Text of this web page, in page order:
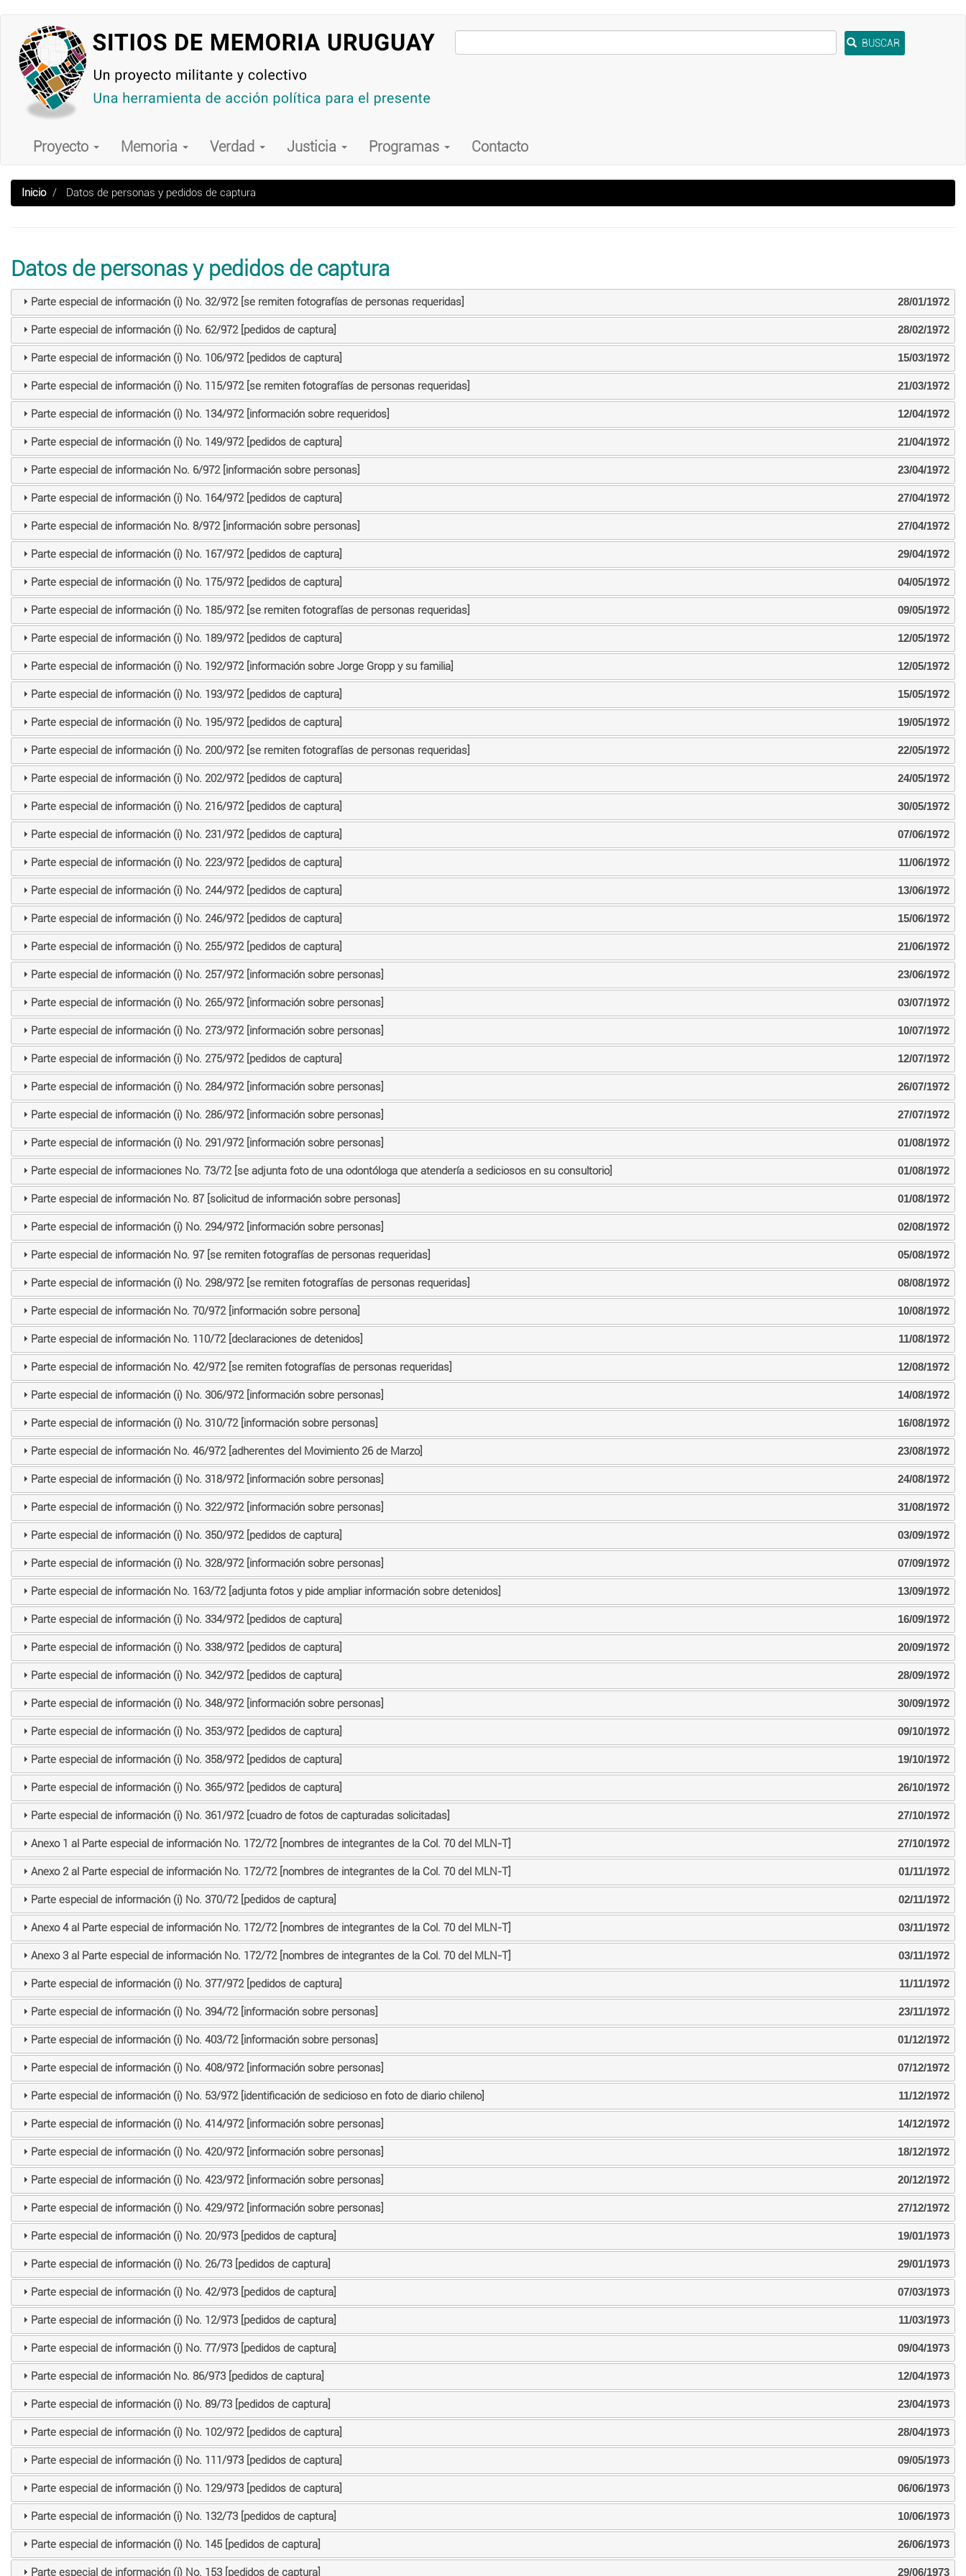
contenido
principal
BUSCAR
Main
navigation
Proyecto Memoria Verdad Justicia Programas Contacto
Inicio Datos de personas y pedidos de captura
Datos de personas y pedidos de captura
Parte especial de información (i) No. 32/972 [se remiten fotografías de personas requeridas] 28/01/1972
Parte especial de información (i) No. 62/972 [pedidos de captura] 28/02/1972
Parte especial de información (i) No. 106/972 [pedidos de captura] 15/03/1972
Parte especial de información (i) No. 115/972 [se remiten fotografías de personas requeridas] 21/03/1972
Parte especial de información (i) No. 134/972 [información sobre requeridos] 12/04/1972
Parte especial de información (i) No. 149/972 [pedidos de captura] 21/04/1972
Parte especial de información No. 6/972 [información sobre personas] 23/04/1972
Parte especial de información (i) No. 164/972 [pedidos de captura] 27/04/1972
Parte especial de información No. 8/972 [información sobre personas] 27/04/1972
Parte especial de información (i) No. 167/972 [pedidos de captura] 29/04/1972
Parte especial de información (i) No. 175/972 [pedidos de captura] 04/05/1972
Parte especial de información (i) No. 185/972 [se remiten fotografías de personas requeridas] 09/05/1972
Parte especial de información (i) No. 189/972 [pedidos de captura] 12/05/1972
Parte especial de información (i) No. 192/972 [información sobre Jorge Gropp y su familia] 12/05/1972
Parte especial de información (i) No. 193/972 [pedidos de captura] 15/05/1972
Parte especial de información (i) No. 195/972 [pedidos de captura] 19/05/1972
Parte especial de información (i) No. 200/972 [se remiten fotografías de personas requeridas] 22/05/1972
Parte especial de información (i) No. 202/972 [pedidos de captura] 24/05/1972
Parte especial de información (i) No. 216/972 [pedidos de captura] 30/05/1972
Parte especial de información (i) No. 231/972 [pedidos de captura] 07/06/1972
Parte especial de información (i) No. 223/972 [pedidos de captura] 11/06/1972
Parte especial de información (i) No. 244/972 [pedidos de captura] 13/06/1972
Parte especial de información (i) No. 246/972 [pedidos de captura] 15/06/1972
Parte especial de información (i) No. 255/972 [pedidos de captura] 21/06/1972
Parte especial de información (i) No. 257/972 [información sobre personas] 23/06/1972
Parte especial de información (i) No. 265/972 [información sobre personas] 03/07/1972
Parte especial de información (i) No. 273/972 [información sobre personas] 10/07/1972
Parte especial de información (i) No. 275/972 [pedidos de captura] 12/07/1972
Parte especial de información (i) No. 284/972 [información sobre personas] 26/07/1972
Parte especial de información (i) No. 286/972 [información sobre personas] 27/07/1972
Parte especial de información (i) No. 291/972 [información sobre personas] 01/08/1972
Parte especial de informaciones No. 73/72 [se adjunta foto de una odontóloga que atendería a sediciosos en su consultorio] 01/08/1972
Parte especial de información No. 87 [solicitud de información sobre personas] 01/08/1972
Parte especial de información (i) No. 294/972 [información sobre personas] 02/08/1972
Parte especial de información No. 97 [se remiten fotografías de personas requeridas] 05/08/1972
Parte especial de información (i) No. 298/972 [se remiten fotografías de personas requeridas] 08/08/1972
Parte especial de información No. 70/972 [información sobre persona] 10/08/1972
Parte especial de información No. 110/72 [declaraciones de detenidos] 11/08/1972
Parte especial de información No. 42/972 [se remiten fotografías de personas requeridas] 12/08/1972
Parte especial de información (i) No. 306/972 [información sobre personas] 14/08/1972
Parte especial de información (i) No. 310/72 [información sobre personas] 16/08/1972
Parte especial de información No. 46/972 [adherentes del Movimiento 26 de Marzo] 23/08/1972
Parte especial de información (i) No. 318/972 [información sobre personas] 24/08/1972
Parte especial de información (i) No. 322/972 [información sobre personas] 31/08/1972
Parte especial de información (i) No. 350/972 [pedidos de captura] 03/09/1972
Parte especial de información (i) No. 328/972 [información sobre personas] 07/09/1972
Parte especial de información No. 163/72 [adjunta fotos y pide ampliar información sobre detenidos] 13/09/1972
Parte especial de información (i) No. 334/972 [pedidos de captura] 16/09/1972
Parte especial de información (i) No. 338/972 [pedidos de captura] 20/09/1972
Parte especial de información (i) No. 342/972 [pedidos de captura] 28/09/1972
Parte especial de información (i) No. 348/972 [información sobre personas] 30/09/1972
Parte especial de información (i) No. 353/972 [pedidos de captura] 09/10/1972
Parte especial de información (i) No. 358/972 [pedidos de captura] 19/10/1972
Parte especial de información (i) No. 365/972 [pedidos de captura] 26/10/1972
Parte especial de información (i) No. 361/972 [cuadro de fotos de capturadas solicitadas] 27/10/1972
Anexo 1 al Parte especial de información No. 172/72 [nombres de integrantes de la Col. 70 del MLN-T] 27/10/1972
Anexo 2 al Parte especial de información No. 172/72 [nombres de integrantes de la Col. 70 del MLN-T] 01/11/1972
Parte especial de información (i) No. 370/72 [pedidos de captura] 02/11/1972
Anexo 4 al Parte especial de información No. 172/72 [nombres de integrantes de la Col. 70 del MLN-T] 03/11/1972
Anexo 3 al Parte especial de información No. 172/72 [nombres de integrantes de la Col. 70 del MLN-T] 03/11/1972
Parte especial de información (i) No. 377/972 [pedidos de captura] 11/11/1972
Parte especial de información (i) No. 394/72 [información sobre personas] 23/11/1972
Parte especial de información (i) No. 403/72 [información sobre personas] 01/12/1972
Parte especial de información (i) No. 408/972 [información sobre personas] 07/12/1972
Parte especial de información (i) No. 53/972 [identificación de sedicioso en foto de diario chileno] 11/12/1972
Parte especial de información (i) No. 414/972 [información sobre personas] 14/12/1972
Parte especial de información (i) No. 420/972 [información sobre personas] 18/12/1972
Parte especial de información (i) No. 423/972 [información sobre personas] 20/12/1972
Parte especial de información (i) No. 429/972 [información sobre personas] 27/12/1972
Parte especial de información (i) No. 20/973 [pedidos de captura] 19/01/1973
Parte especial de información (i) No. 26/73 [pedidos de captura] 29/01/1973
Parte especial de información (i) No. 42/973 [pedidos de captura] 07/03/1973
Parte especial de información (i) No. 12/973 [pedidos de captura] 11/03/1973
Parte especial de información (i) No. 77/973 [pedidos de captura] 09/04/1973
Parte especial de información No. 86/973 [pedidos de captura] 12/04/1973
Parte especial de información (i) No. 89/73 [pedidos de captura] 23/04/1973
Parte especial de información (i) No. 102/972 [pedidos de captura] 28/04/1973
Parte especial de información (i) No. 111/973 [pedidos de captura] 09/05/1973
Parte especial de información (i) No. 129/973 [pedidos de captura] 06/06/1973
Parte especial de información (i) No. 132/73 [pedidos de captura] 10/06/1973
Parte especial de información (i) No. 145 [pedidos de captura] 26/06/1973
Parte especial de información (i) No. 153 [pedidos de captura] 29/06/1973